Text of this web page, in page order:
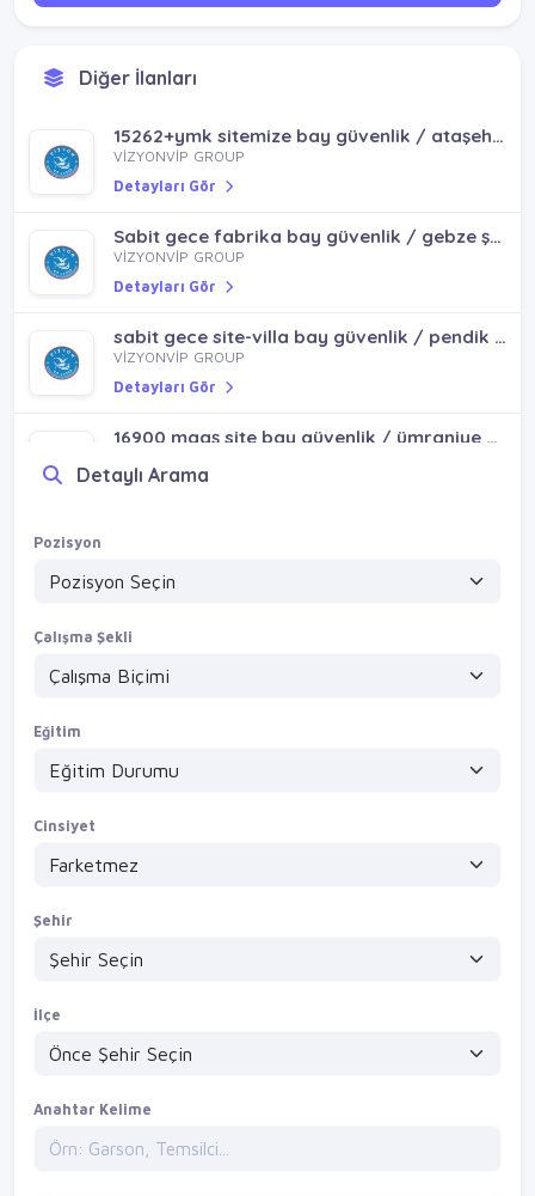
Diğer İlanları
15262+ymk sitemize bay güvenlik / ataşehir batıataşehir
VİZYONVİP GROUP
Detayları Gör
Sabit gece fabrika bay güvenlik / gebze şekerpınar çayırova
VİZYONVİP GROUP
Detayları Gör
sabit gece site-villa bay güvenlik / pendik sultanbeyli kurtköy
VİZYONVİP GROUP
Detayları Gör
16900 maaş site bay güvenlik / ümraniye esenşehir mh
Detayları Gör
Detayları Gör
Detaylı Arama
Pozisyon
Çalışma Şekli
Eğitim
Cinsiyet
Şehir
İlçe
Anahtar Kelime